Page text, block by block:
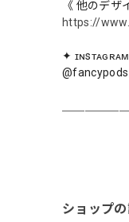
《 他のデザ
https://
✦
ショップ